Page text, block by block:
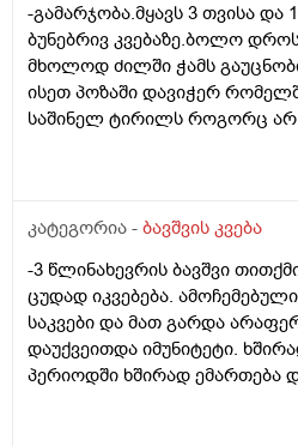
-გამარჯობა.მყავს 3 თვისა და
ბუნებრივ კვებაზე.ბოლო
მხოლოდ ძილში ჭამს
ისეთ პოზაში დავიჭერ
საშინელ ტირილს როგორც არ
პედიატრთან,მაგრამ ვერ
და არც სხვა რამ.მერე მე
ემთხვევა.
კატეგორია - ბავშვის კვება
-3 წლინახევრის ბავშვი
ცუდად იკვებება.
საკვები და მათ გარდა
დაუქვეითდა იმუნიტეტი.
პერიოდში ხშირად ემართება